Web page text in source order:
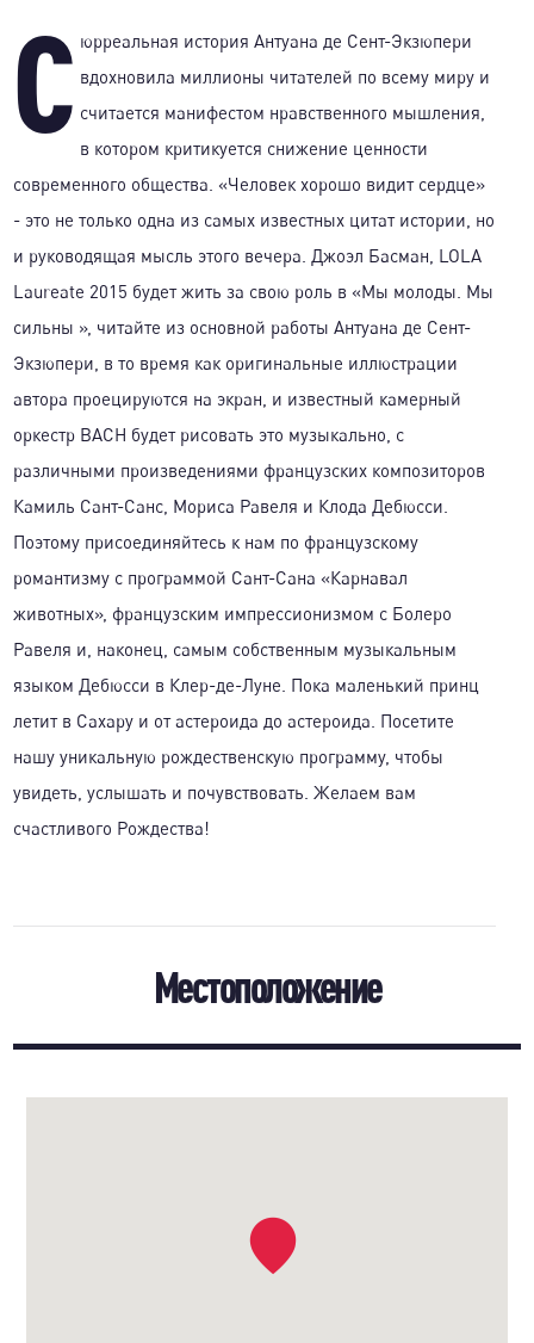
С юрреальная история Антуана де Сент-Экзюпери
вдохновила миллионы читателей по всему миру и
считается манифестом нравственного мышления,
в котором критикуется снижение ценности
современного общества. «Человек хорошо видит сердце»
- это не только одна из самых известных цитат истории, но
и руководящая мысль этого вечера. Джоэл Басман, LOLA
Laureate 2015 будет жить за свою роль в «Мы молоды. Мы
сильны », читайте из основной работы Антуана де Сент-
Экзюпери, в то время как оригинальные иллюстрации
автора проецируются на экран, и известный камерный
оркестр BACH будет рисовать это музыкально, с
различными произведениями французских композиторов
Камиль Сант-Санс, Мориса Равеля и Клода Дебюсси.
Поэтому присоединяйтесь к нам по французскому
романтизму с программой Сант-Сана «Карнавал
животных», французским импрессионизмом с Болеро
Равеля и, наконец, самым собственным музыкальным
языком Дебюсси в Клер-де-Луне. Пока маленький принц
летит в Сахару и от астероида до астероида. Посетите
нашу уникальную рождественскую программу, чтобы
увидеть, услышать и почувствовать. Желаем вам
счастливого Рождества!
Местоположение